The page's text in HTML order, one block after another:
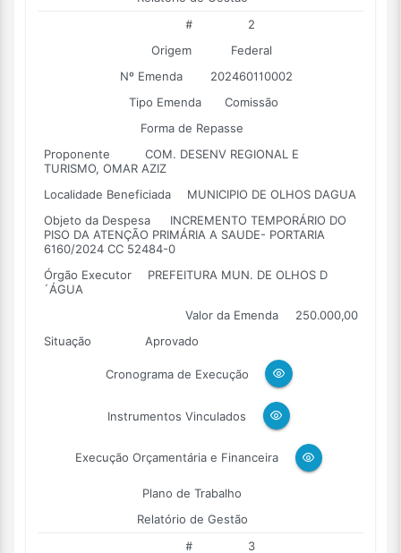
#
2
Origem
Federal
Nº Emenda
202460110002
Tipo Emenda
Comissão
Forma de Repasse
Proponente
COM. DESENV REGIONAL E
TURISMO, OMAR AZIZ
Localidade Beneficiada
MUNICIPIO DE OLHOS DAGUA
Objeto da Despesa
INCREMENTO TEMPORÁRIO DO
PISO DA ATENÇÃO PRIMÁRIA A SAUDE- PORTARIA
6160/2024 CC 52484-0
Órgão Executor
PREFEITURA MUN. DE OLHOS D
´ÁGUA
Valor da Emenda
250.000,00
Situação
Aprovado
Cronograma de Execução
Instrumentos Vinculados
Execução Orçamentária e Financeira
Plano de Trabalho
Relatório de Gestão
#
3